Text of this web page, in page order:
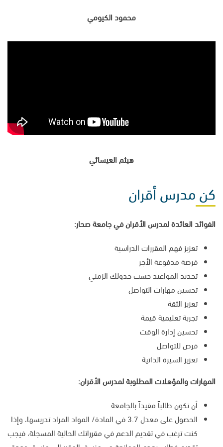
محمود الكيومي
هيثم العيسائي
كن مدرس أقران
الفوائد العائدة لمدرس الأقران في جامعة صحار:
تعزيز فهم المقررات الدراسية
فرصة مدفوعة الأجر
تحديد المواعيد حسب جدولك الزمني
تحسين مهارات التواصل
تعزيز الثقة
تجربة تعليمية قيمة
تحسين إدارة الوقت
فرص للتواصل
تعزيز السيرة الذاتية
المهارات والمؤهلات المطلوبة لمدرس الأقران:
أن تكون طالباً مقيداً بالجامعة
الحصول على معدل 3.7 في المادة/ المواد المراد تدريسها، وإذا
كنت ترغب في تقديم الدعم في مقرراتك الحالية المسجلة، فيجب